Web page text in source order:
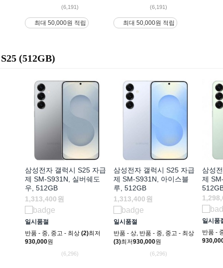
(6,191)
최대 50,000원 적립
(6,191)
최대 50,000원 적립
S25 (512GB)
삼성전자 갤럭시 S25 자급
제 SM-S931N, 실버쉐도
우, 512GB
1,313,400원
일시품절
반품 - 중 중고 - 최상 (2)최저
930,000원
(6,296)
삼성전자 갤럭시 S25 자급
제 SM-S931N, 아이스블
루, 512GB
1,313,400원
일시품절
반품 - 상 반품 - 중 중고 - 최상
(3)최저930,000원
(6,296)
삼성
제
일시품
반품 -